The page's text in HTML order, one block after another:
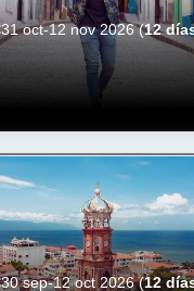
31 oct-12 nov 2026(12
30 sep-12 oct 2026(12